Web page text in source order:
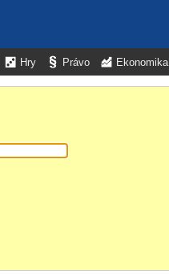
Hry Právo Ekonomika